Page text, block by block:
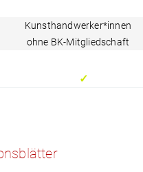
Kunsthandwerker*innen
ohne BK-Mitgliedschaft
✓